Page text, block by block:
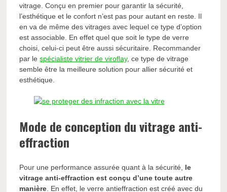
vitrage. Conçu en premier pour garantir la sécurité,
l’esthétique et le confort n’est pas pour autant en reste. Il
en va de même des vitrages avec lequel ce type d’option
est associable. En effet quel que soit le type de verre
choisi, celui-ci peut être aussi sécuritaire. Recommander
par lespécialiste vitrier de viroflay, ce type de vitrage
semble être la meilleure solution pour allier sécurité et
esthétique.
Mode de conception du vitrage anti-
effraction
Pour une performance assurée quant à la sécurité, le
vitrage anti-effraction est conçu d’une toute autre
manière . En effet, le verre antieffraction est créé avec du